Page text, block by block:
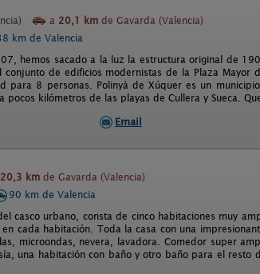
a 20,1 km de Gavarda (Valencia)
km de Valencia
hemos sacado a la luz la estructura original de
conjunto de edificios modernistas de la Plaza Mayor
para 8 personas. Polinyà de Xúquer es un
kilómetros de las playas de Cullera y Sueca.
Email
20,3 km de Gavarda (Valencia)
90 km de Valencia
casco urbano, consta de cinco habitaciones muy
cada habitación. Toda la casa con una
microondas, nevera, lavadora. Comedor super
una habitación con baño y otro baño para el resto